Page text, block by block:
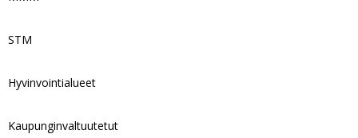
STM
Hyvinvointialueet
Kaupunginvaltuutetut